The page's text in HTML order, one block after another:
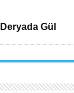
Gül